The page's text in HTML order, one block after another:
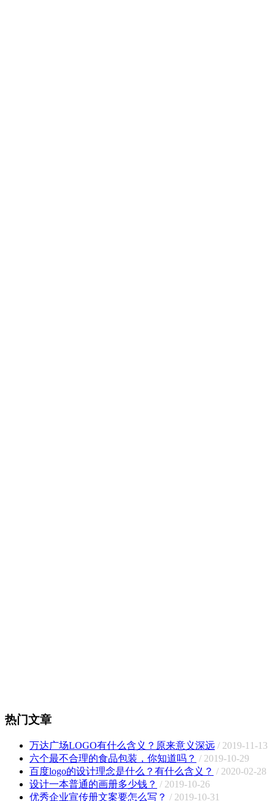
热门文章
万达广场LOGO有什么含义？原来意义深远 / 2019-11-13
六个最不合理的食品包装，你知道吗？ / 2019-10-29
百度logo的设计理念是什么？有什么含义？ / 2020-02-28
设计一本普通的画册多少钱？ / 2019-10-26
优秀企业宣传册文案要怎么写？ / 2019-10-31